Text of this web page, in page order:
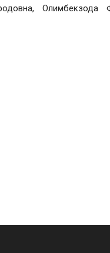
Олимбекзода